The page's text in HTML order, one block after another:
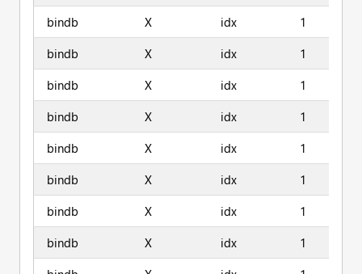
bindb
X idx
1
bindb
X idx
1
bindb
X idx
1
bindb
X idx
1
bindb
X idx
1
bindb
X idx
1
bindb
X idx
1
bindb
X idx
1